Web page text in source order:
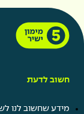
חשוב לדעת
מידע שחשוב לנו